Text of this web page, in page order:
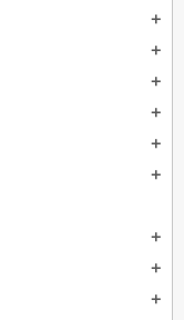
add
add
add
add
add
add
add
add
add